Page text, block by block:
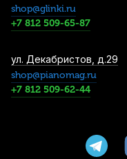
shop@glinki.ru
+7 812 509-65-87
ул. Декабристов, д.29
shop@pianomag.ru
+7 812 509-62-44